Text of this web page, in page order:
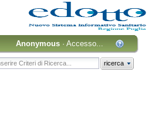
Anonymous ·Accesso...
ricerca